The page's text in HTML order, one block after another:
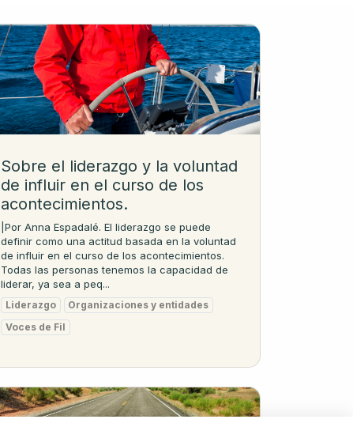
Sobre el liderazgo y la voluntad
de influir en el curso de los
acontecimientos.
|Por Anna Espadalé. El liderazgo se puede
definir como una actitud basada en la voluntad
de influir en el curso de los acontecimientos.
Todas las personas tenemos la capacidad de
liderar, ya sea a peq...
Liderazgo
Organizaciones y entidades
Voces de Fil